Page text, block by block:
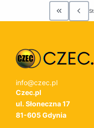
Wróć do
info@czec.pl
Czec.pl
ul. Słoneczna 17
81-605 Gdynia